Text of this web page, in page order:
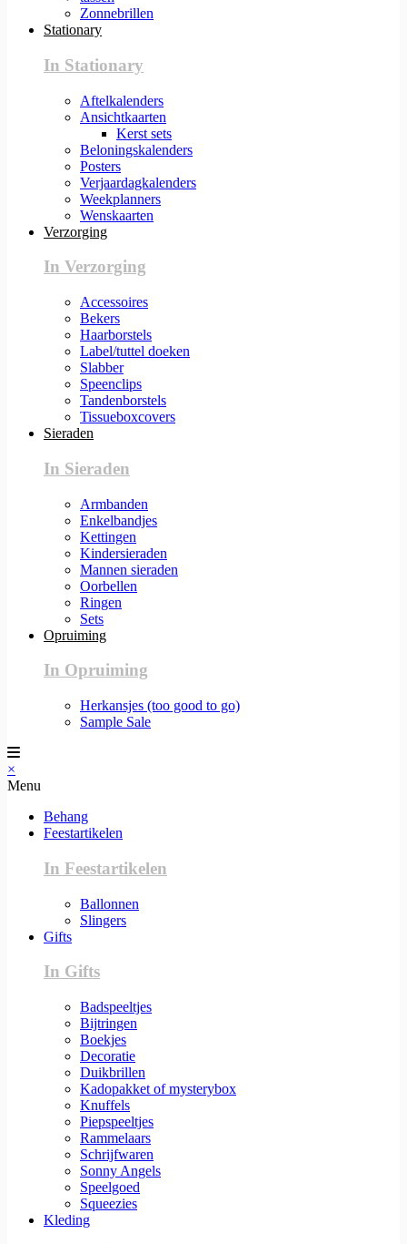
Zonnebrillen
Stationary
In Stationary
Aftelkalenders
Ansichtkaarten
Kerst sets
Beloningskalenders
Posters
Verjaardagkalenders
Weekplanners
Wenskaarten
Verzorging
In Verzorging
Accessoires
Bekers
Haarborstels
Label/tuttel doeken
Slabber
Speenclips
Tandenborstels
Tissueboxcovers
Sieraden
In Sieraden
Armbanden
Enkelbandjes
Kettingen
Kindersieraden
Mannen sieraden
Oorbellen
Ringen
Sets
Opruiming
In Opruiming
Herkansjes (too good to go)
Sample Sale
×
Menu
Behang
Feestartikelen
In Feestartikelen
Ballonnen
Slingers
Gifts
In Gifts
Badspeeltjes
Bijtringen
Boekjes
Decoratie
Duikbrillen
Kadopakket of mysterybox
Knuffels
Piepspeeltjes
Rammelaars
Schrijfwaren
Sonny Angels
Speelgoed
Squeezies
Kleding